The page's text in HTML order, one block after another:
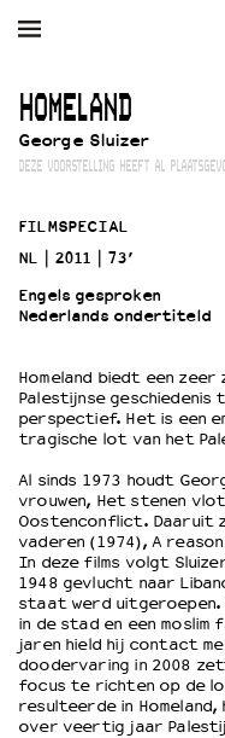
AGENDA FILM
Winkelmandje
Zoek
Openingstijden & contact
Bereikbaarheid
Kaartverkoop
EDUCATIE
Schoolvoorstellingen
Filmprogramma’s Primair
Filmprogramma’s VO/MBO
Speciale
OVER LANTARENVENSTER
Wat we doen
Werken bij
Wie is wie
Word vriend
HOMELAND
George Sluizer
DEZE VOORSTELLING HEEFT AL
FILMSPECIAL
NL
2011
73’
Engels gesproken
Nederlands ondertiteld
Homeland biedt een zeer
Palestijnse
perspectief. Het is een
tragische lot van het
Al sinds 1973 houdt
vrouwen, Het stenen
Oostenconflict. Daaruit
vaderen (1974), A
In deze films volgt
1948 gevlucht naar
staat werd uitgeroepen.
in de stad en een moslim
jaren hield hij contact
doodervaring in 2008
focus te richten op de
resulteerde in
over veertig jaar